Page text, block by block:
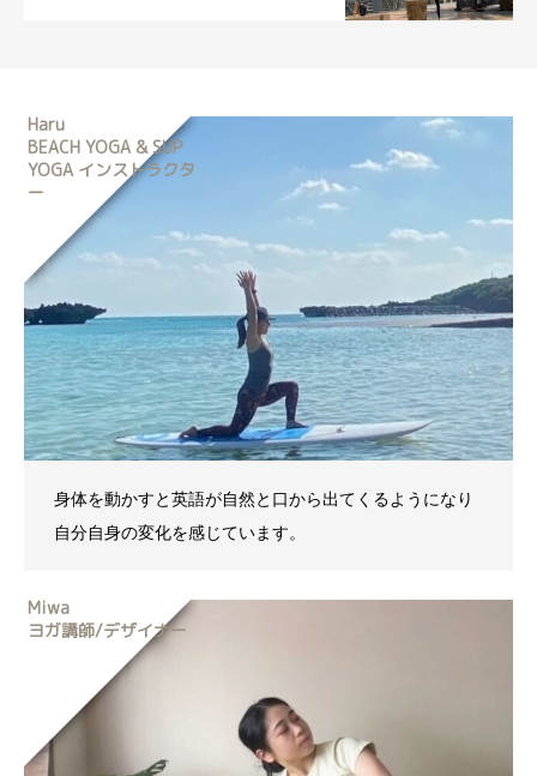
Haru
BEACH YOGA & SUP
YOGA インストラクタ
ー
身体を動かすと英語が自然と口から出てくるようになり
自分自身の変化を感じています。
Miwa
ヨガ講師/デザイナー